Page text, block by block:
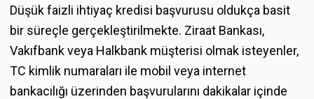
Düşük faizli ihtiyaç kredisi başvurusu oldukça basit
bir süreçle gerçekleştirilmekte. Ziraat Bankası,
Vakıfbank veya Halkbank müşterisi olmak isteyenler,
TC kimlik numaraları ile mobil veya internet
bankacılığı üzerinden başvurularını dakikalar içinde